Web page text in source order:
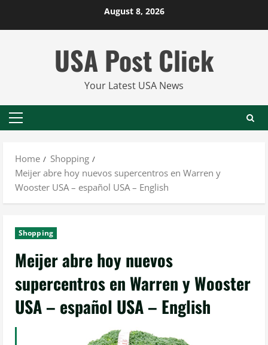
August 8, 2026
USA Post Click
Your Latest USA News
Primary
Home
Shopping
Meijer abre hoy nuevos supercentros en Warren y
Wooster USA – español USA – English
Shopping
Meijer abre hoy nuevos
supercentros en Warren y Wooster
USA – español USA – English